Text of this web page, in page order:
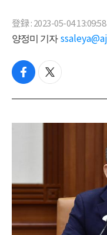
登録 : 2023-05-04 13:09:58
양정미 기자
f
c
b
t
i
t